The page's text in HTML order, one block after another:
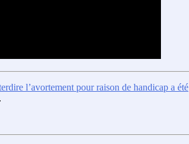
l’avortement pour raison de handicap a été